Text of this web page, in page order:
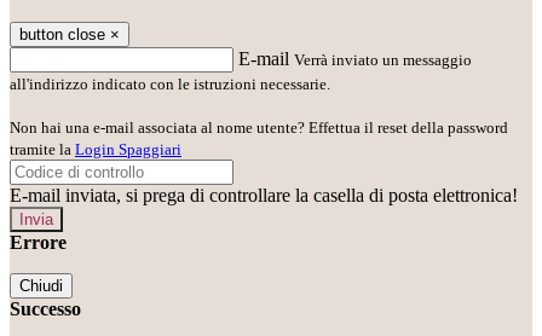
button close ×
E-mail Verrà inviato un messaggio
all'indirizzo indicato con le istruzioni necessarie.
Non hai una e-mail associata al nome utente? Effettua il reset della password
tramite la Login Spaggiari
E-mail inviata, si prega di controllare la casella di posta elettronica!
Errore
Chiudi
Successo